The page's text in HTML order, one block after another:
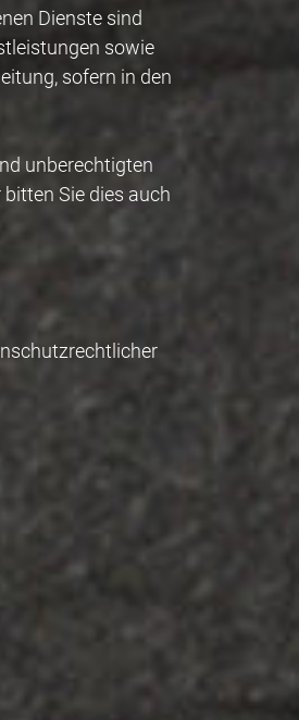
Dienste sind
sowie
sofern in den
unberechtigten
Sie dies auch